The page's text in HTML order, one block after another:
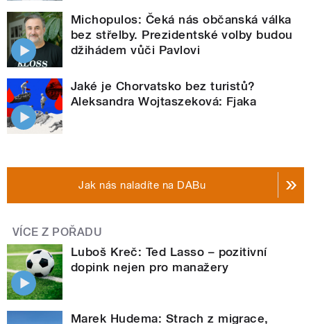
Michopulos: Čeká nás občanská válka
bez střelby. Prezidentské volby budou
džihádem vůči Pavlovi
Jaké je Chorvatsko bez turistů?
Aleksandra Wojtaszeková: Fjaka
Jak nás naladíte na DABu
VÍCE Z POŘADU
Luboš Kreč: Ted Lasso – pozitivní
dopink nejen pro manažery
Marek Hudema: Strach z migrace,